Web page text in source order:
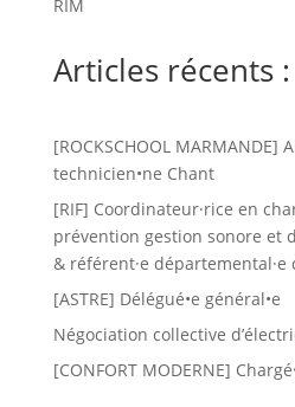
RIM
Articles récents :
[ROCKSCHOOL MARMANDE]
technicien•ne Chant
[RIF] Coordinateur·rice en
prévention gestion sonore et
& référent·e départemental·e
[ASTRE] Délégué•e général•e
Négociation collective
[CONFORT MODERNE]